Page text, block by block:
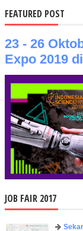
FEATURED POST
23 - 26
Expo 2019
JOB FAIR 2017